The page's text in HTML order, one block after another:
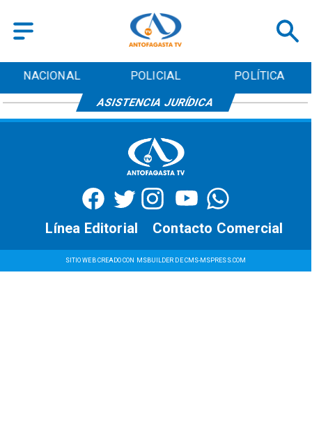
NACIONAL POLICIAL POLÍTICA
ASISTENCIA JURÍDICA
SITIO WEB CREADO CON MSBUILDER DE CMS-MSPRESS.COM
Contacto Comercial
Línea Editorial